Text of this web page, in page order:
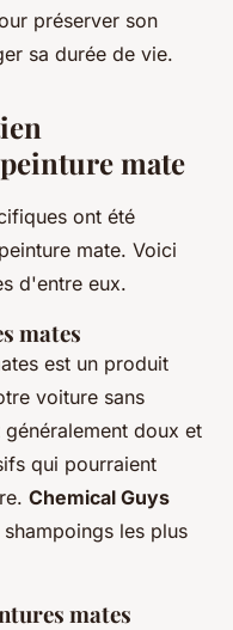
préserver son
sa durée de vie.
mate
ont été
mate. Voici
d'entre eux.
mates
est un produit
voiture sans
doux et
qui pourraient
Chemical Guys
les plus
mates